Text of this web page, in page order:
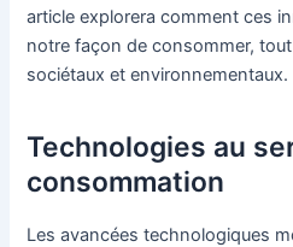
article explorera comment ces
notre façon de consommer,
sociétaux et environnementaux.
Technologies au
consommation
Les avancées technologiques